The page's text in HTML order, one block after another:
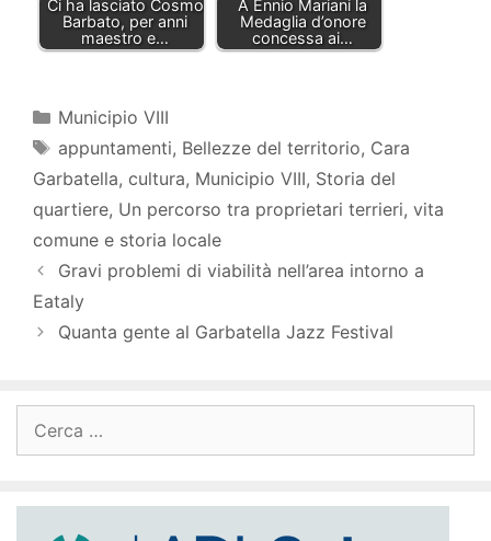
Ci ha lasciato Cosmo
Barbato, per anni
maestro e…
A Ennio Mariani la
Medaglia d’onore
concessa ai…
Categorie
Municipio VIII
Tag
appuntamenti, Bellezze del territorio, Cara
Garbatella, cultura, Municipio VIII, Storia del
quartiere, Un percorso tra proprietari terrieri, vita
comune e storia locale
Gravi problemi di viabilità nell’area intorno a
Eataly
Quanta gente al Garbatella Jazz Festival
per: